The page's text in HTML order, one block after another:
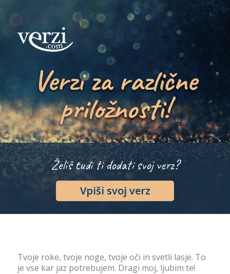
Verzi za različne
priložnosti!
Želiš tudi ti dodati svoj verz?
Vpiši svoj verz
Tvoje roke, tvoje noge, tvoje oči in svetli lasje. To
je vse kar jaz potrebujem. Dragi moj, ljubim te!